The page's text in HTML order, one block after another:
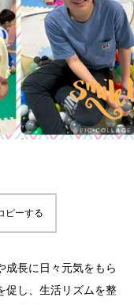
ピーする
成長に日々元気をもら
促し、生活リズムを整